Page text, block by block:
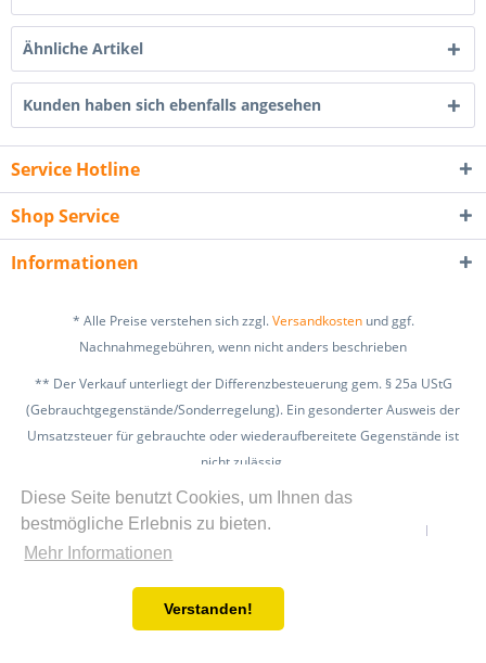
Diese Seite benutzt Cookies, um Ihnen das
bestmögliche Erlebnis zu bieten.
Mehr Informationen
Verstanden!
Ähnliche Artikel
Kunden haben sich ebenfalls angesehen
Service Hotline
Shop Service
Informationen
* Alle Preise verstehen sich zzgl.Versandkostenund ggf.
Nachnahmegebühren, wenn nicht anders beschrieben
** Der Verkauf unterliegt der Differenzbesteuerung gem. § 25a UStG
(Gebrauchtgegenstände/Sonderregelung). Ein gesonderter Ausweis der
Umsatzsteuer für gebrauchte oder wiederaufbereitete Gegenstände ist
nicht zulässig.
zzgl. Versandkosten
Kontakt Widerrufsbelehrung
Realisiert mit Shopware